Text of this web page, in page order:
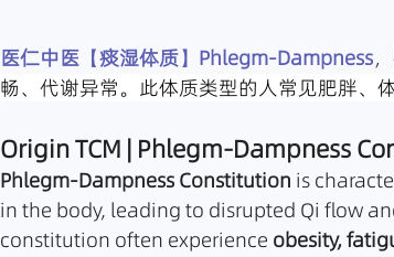
医仁中医【痰湿体质】Phlegm-Dampness，
畅、代谢异常。此体质类型的人常见肥胖、
Origin TCM | Phlegm-Dampness
Phlegm-Dampness Constitution is
in the body, leading to disrupted Qi flow
constitution often experience obesity,